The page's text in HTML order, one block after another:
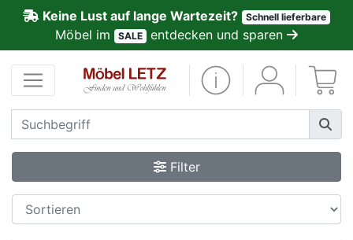
Keine Lust auf lange Wartezeit? Schnell lieferbare
Möbel im SALE entdecken und sparen
Filter
Kundenmeinungen
Anmelden
PREMIUM
Schnell
lieferbar